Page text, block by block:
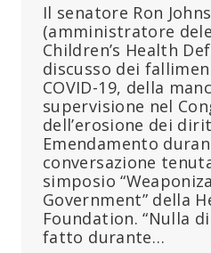
Il senatore Ron
(amministratore
Children’s Health
discusso dei
COVID-19, della
supervisione nel
dell’erosione dei
Emendamento
conversazione
simposio
Government” della
Foundation. “Nulla
fatto durante…